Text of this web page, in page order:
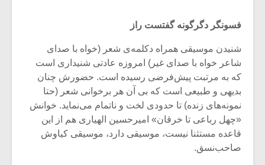
فسونگر دگرگونه گفتست راز
شنیدن موسیقی همراه دکلمه‌ی شعر (خواه با صدای
شاعر خواه با صدای غیر) امروزه عادتی شنیداری است
که به مرتبت پیش‌فرضی رسیده است. حضورش چنان
بدیهی و طبیعی است‌ که بی آن هر برخوانی شعر (حتا
نمونه‌های زنده) تا حدودی لخت و ناتمام می‌نماید. خوانش
«چهل رباعی تا خرقان» امیرحسین الهیاری هم از این
قاعده مستثنا نیست، موسیقی دارد، موسیقی کیاوش
صاحب‌نسق.